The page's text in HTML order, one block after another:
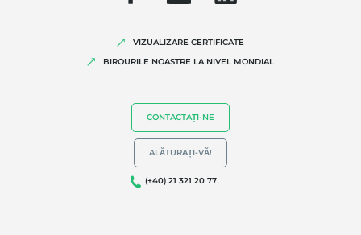
VIZUALIZARE CERTIFICATE
BIROURILE NOASTRE LA NIVEL MONDIAL
CONTACTAȚI-NE
ALĂTURAȚI-VĂ!
(+40) 21 321 20 77